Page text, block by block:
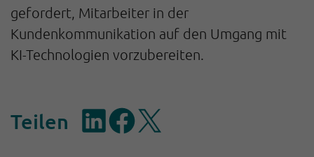
gefordert, Mitarbeiter in der
Kundenkommunikation auf den Umgang mit
KI-Technologien vorzubereiten.
Teilen